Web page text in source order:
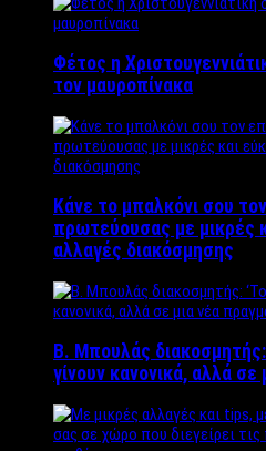
Φέτος η
τον μαυροπίνακα
Κάνε το μπαλκόνι σου
πρωτεύουσας με μικρές
αλλαγές διακόσμησης
Β. Μπουλάς διακοσμητής:
γίνουν κανονικά, αλλά σε